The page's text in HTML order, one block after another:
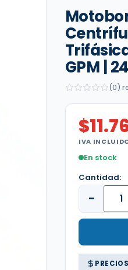
GPM |
(0)
$
IVA
En stock
Cantidad:
−